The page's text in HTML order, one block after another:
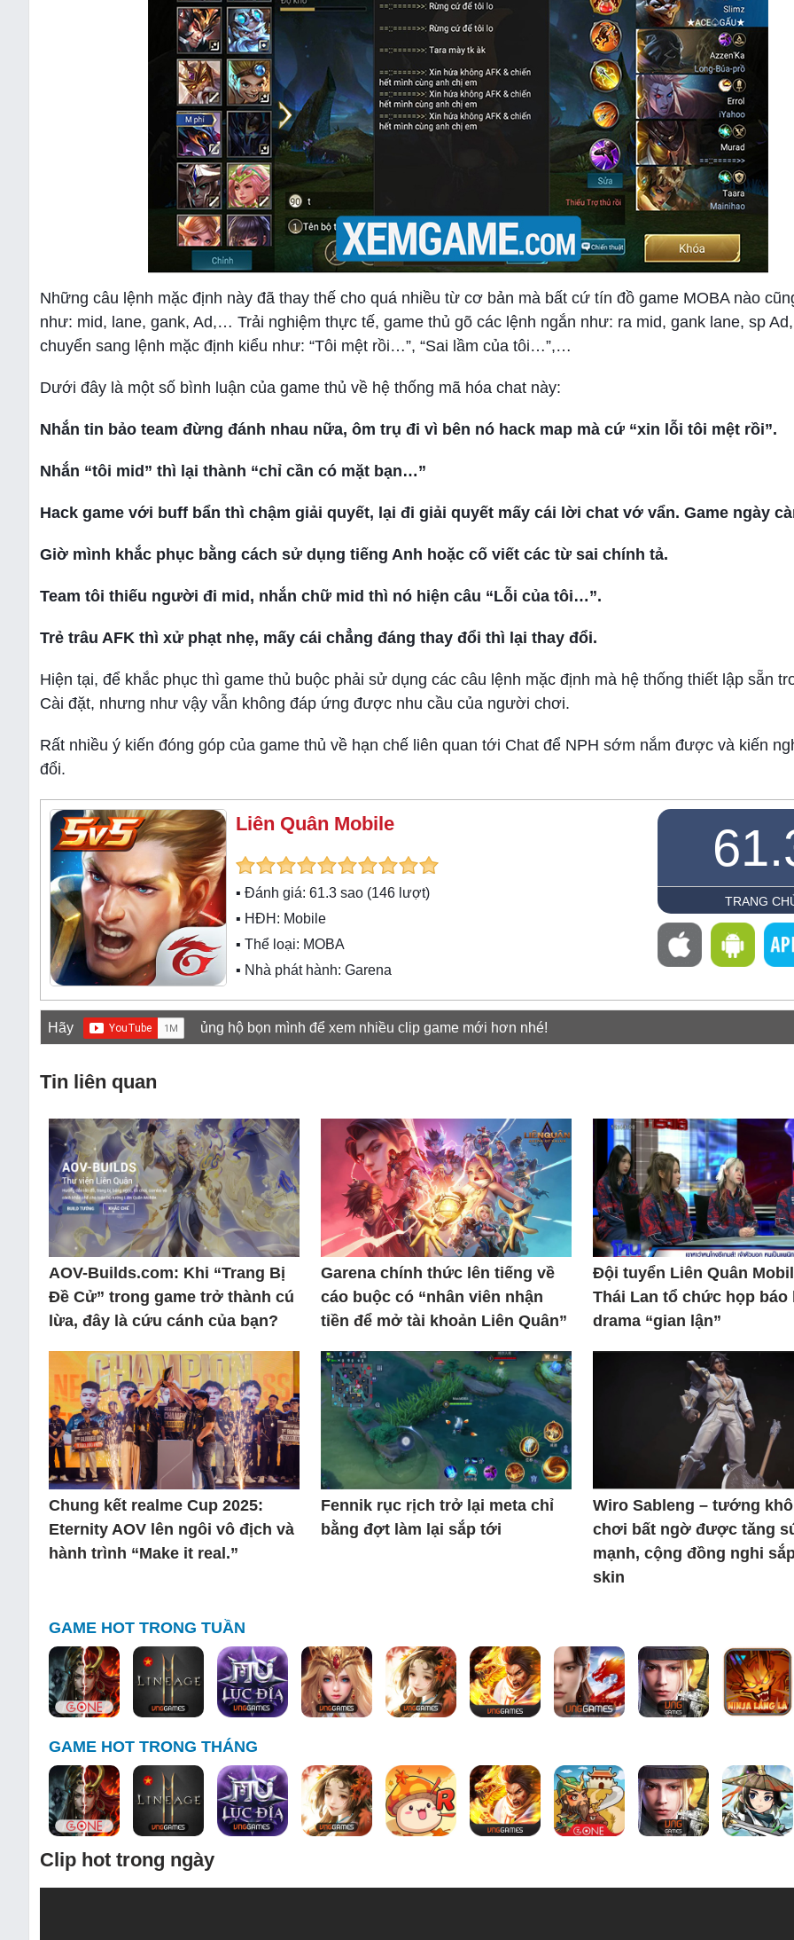
Những câu lệnh mặc định này đã thay thế cho quá nhiều từ cơ bản mà bất cứ tín đồ game MOBA nào
như: mid, lane, gank, Ad,… Trải nghiệm thực tế, game thủ gõ các lệnh ngắn như: ra mid, gank lane, sp
chuyển sang lệnh mặc định kiểu như: “Tôi mệt rồi…”, “Sai lầm của tôi…”,…
Dưới đây là một số bình luận của game thủ về hệ thống mã hóa chat này:
Nhắn tin bảo team đừng đánh nhau nữa, ôm trụ đi vì bên nó hack map mà cứ “xin lỗi tôi mệt rồi”.
Nhắn “tôi mid” thì lại thành “chỉ cần có mặt bạn…”
Hack game với buff bẩn thì chậm giải quyết, lại đi giải quyết mấy cái lời chat vớ vẩn. Game ngày
Giờ mình khắc phục bằng cách sử dụng tiếng Anh hoặc cố viết các từ sai chính tả.
Team tôi thiếu người đi mid, nhắn chữ mid thì nó hiện câu “Lỗi của tôi…”.
Trẻ trâu AFK thì xử phạt nhẹ, mấy cái chẳng đáng thay đổi thì lại thay đổi.
Hiện tại, để khắc phục thì game thủ buộc phải sử dụng các câu lệnh mặc định mà hệ thống thiết lập sẵn
Cài đặt, nhưng như vậy vẫn không đáp ứng được nhu cầu của người chơi.
Rất nhiều ý kiến đóng góp của game thủ về hạn chế liên quan tới Chat để NPH sớm nắm được và kiến
đổi.
Liên Quân Mobile
▪ Đánh giá: 61.3 sao (146 lượt)
▪ HĐH: Mobile
▪ Thể loại: MOBA
▪ Nhà phát hành: Garena
TRANG
Hãy ủng hộ bọn mình để xem nhiều clip game mới hơn nhé!
Tin liên quan
AOV-Builds.com: Khi “Trang Bị
Đề Cử” trong game trở thành cú
lừa, đây là cứu cánh của bạn?
Garena chính thức lên tiếng về
cáo buộc có “nhân viên nhận
tiền để mở tài khoản Liên Quân”
Đội tuyển Liên Quân
Thái Lan tổ chức họp báo
drama “gian lận”
Chung kết realme Cup 2025:
Eternity AOV lên ngôi vô địch và
hành trình “Make it real.”
Fennik rục rịch trở lại meta chỉ
bằng đợt làm lại sắp tới
Wiro Sableng – tướng
chơi bất ngờ được tăng
mạnh, cộng đồng nghi
skin
GAME HOT TRONG TUẦN
GAME HOT TRONG THÁNG
Clip hot trong ngày